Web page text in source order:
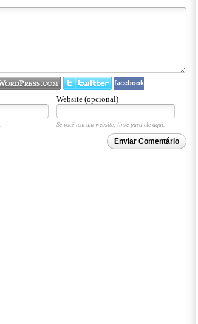
facebook
Website (opcional)
Se você tem um website, linke para ele aqui.
Enviar Comentário